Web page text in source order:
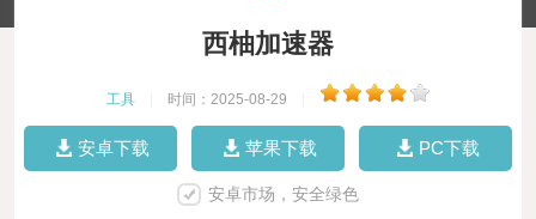
西柚加速器
工具 时间：2025-08-29
安卓下载 苹果下载 PC下载
安卓市场，安全绿色